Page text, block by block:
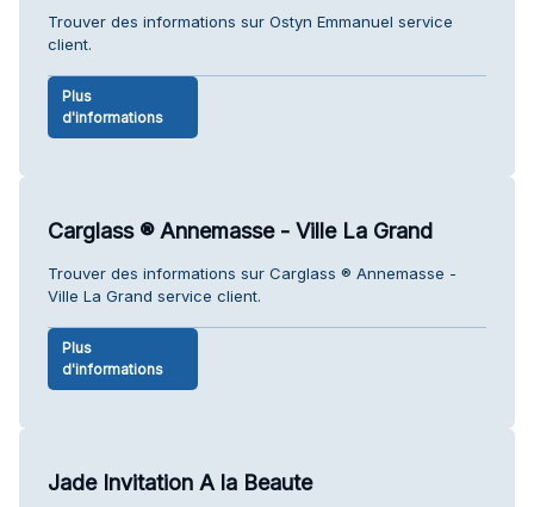
Trouver des informations sur Ostyn Emmanuel service
client.
Plus
d'informations
Carglass ® Annemasse - Ville La Grand
Trouver des informations sur Carglass ® Annemasse -
Ville La Grand service client.
Plus
d'informations
Jade Invitation A la Beaute